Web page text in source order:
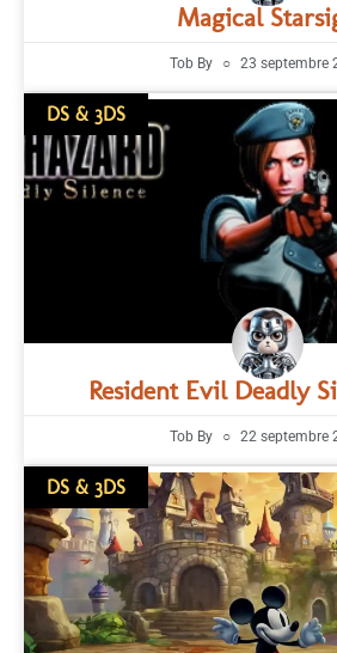
Magical
Tob By 23 septembre
DS & 3DS
Resident Evil Deadly
Tob By 22 septembre
DS & 3DS